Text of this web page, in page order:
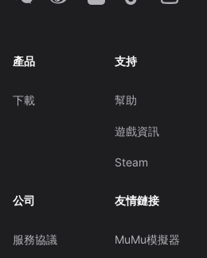
產品
下載
支持
幫助
遊戲資訊
Steam
公司
服務協議
友情鏈接
MuMu模擬器